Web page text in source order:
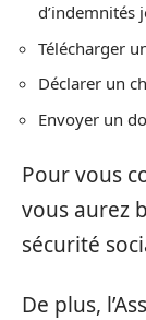
d’indemnités
Télécharger
Déclarer un
Envoyer un
Pour vous
vous aurez
sécurité
De plus,